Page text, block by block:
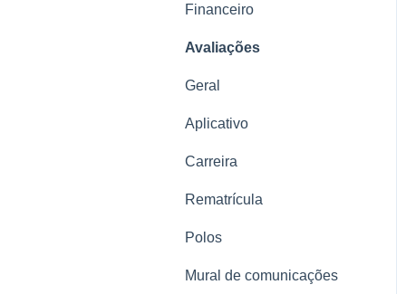
Tudo sobre a plataforma
Financeiro
Avaliações
Geral
Aplicativo
Carreira
Rematrícula
Polos
Mural de comunicações